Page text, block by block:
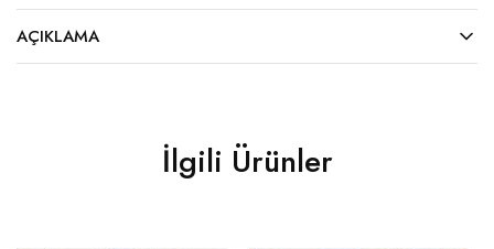
AÇIKLAMA
İlgili Ürünler